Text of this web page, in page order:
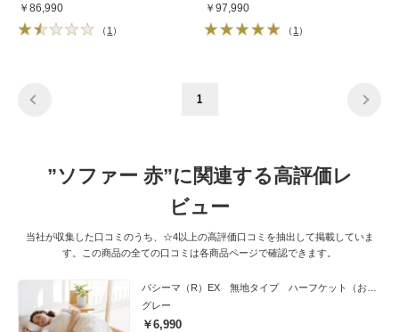
￥86,990
（ 1 ）
￥97,990
（ 1 ）
1
”ソファー 赤”に関連する高評価レ
ビュー
当社が収集した口コミのうち、☆4以上の高評価口コミを抽出して掲載していま
す。この商品の全ての口コミは各商品ページで確認できます。
グレー
￥6,990